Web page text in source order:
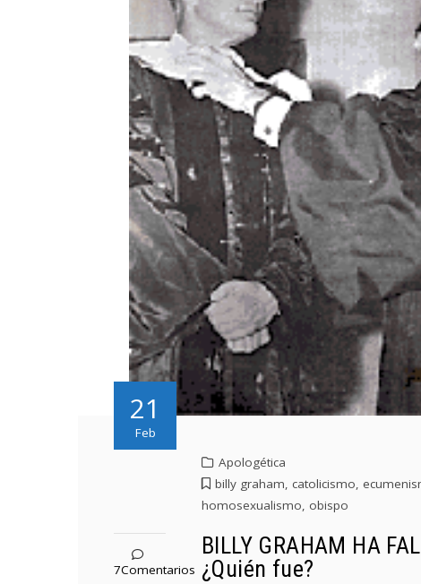
21
Feb
7Comentarios
Apologética
billy graham, catolicismo,
homosexualismo, obispo
BILLY GRAHAM HA
¿Quién fue?